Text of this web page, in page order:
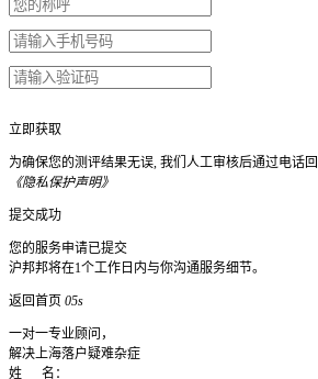
立即获取
为确保您的测评结果无误, 我们人工审核后通过电话
《隐私保护声明》
提交成功
您的服务申请已提交
沪邦邦将在1个工作日内与你沟通服务细节。
返回首页 05s
一对一专业顾问，
解决上海落户疑难杂症
姓 名：